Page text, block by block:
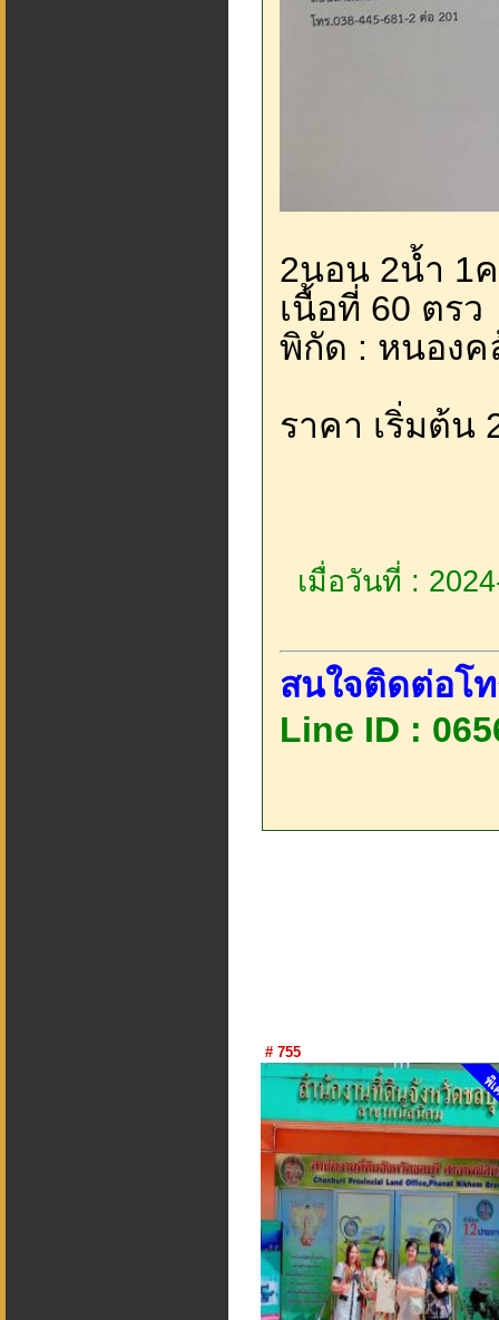
2นอน 2น้ำ 1
เนื้อที่ 60 ตรว
พิกัด : หนอง
ราคา เริ่มต้น
เมื่อวันที่ :
สนใจติดต่อโ
Line ID :
# 755